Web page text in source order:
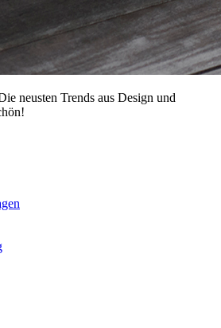
neusten Trends aus Design und